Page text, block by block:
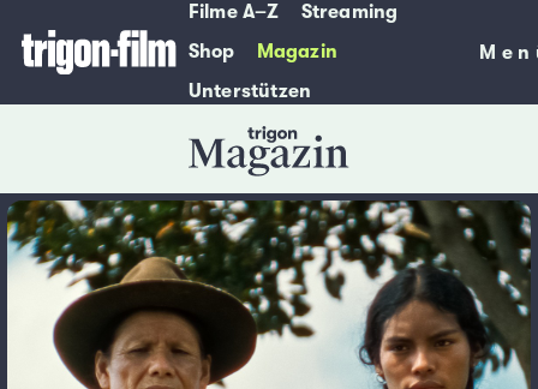
Filme A–Z
Streaming
Shop
Magazin
Unterstützen
Magazin